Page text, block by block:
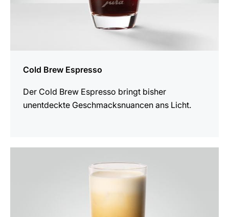
Cold Brew Espresso
Der Cold Brew Espresso bringt bisher
unentdeckte Geschmacksnuancen ans Licht.